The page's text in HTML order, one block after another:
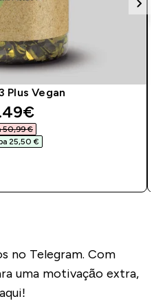
Plus Vegan
price
50,99 €‎
25,50 €‎
no Telegram. Com
uma motivação extra,